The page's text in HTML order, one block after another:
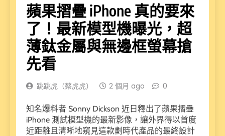
蘋果摺疊 iPhone 真的要來
了！最新模型機曝光，超
薄鈦金屬與無邊框螢幕搶
先看
跳跳虎（蔡虎虎） 2 個月 ago 0
知名爆料者 Sonny Dickson 近日釋出了蘋果摺疊
iPhone 測試模型機的最新影像，讓外界得以首度
近距離且清晰地窺見這款劃時代產品的最終設計